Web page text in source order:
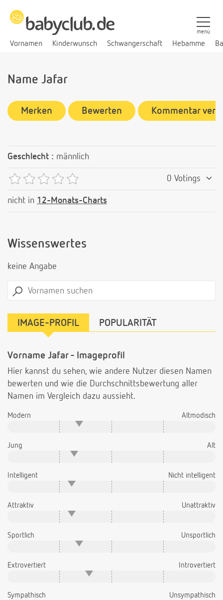
Vornamen Kinderwunsch Schwangerschaft Hebamme
menü
Name Jafar
Merken Bewerten Kommentar
Geschlecht : männlich
0 Votings
nicht in 12-Monats-Charts
Wissenswertes
keine Angabe
IMAGE-PROFIL POPULARITÄT
Vorname Jafar - Imageprofil
Hier kannst du sehen, wie andere Nutzer diesen Namen
bewerten und wie die Durchschnittsbewertung aller
Namen im Vergleich dazu aussieht.
Modern Altmodisch
Jung Alt
Intelligent Nicht intelligent
Attraktiv Unattraktiv
Sportlich Unsportlich
Extrovertiert Introvertiert
Sympathisch Unsympathisch